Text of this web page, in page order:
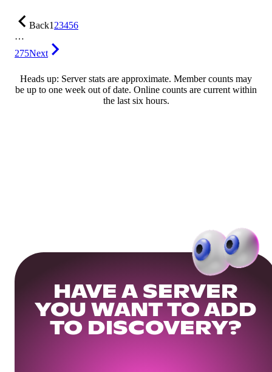
Back123456
…
275Next
Heads up: Server stats are approximate. Member counts may
be up to one week out of date. Online counts are current within
the last six hours.
HAVE A SERVER
YOU WANT TO ADD
TO DISCOVERY?